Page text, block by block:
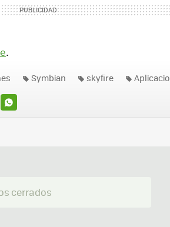
.
WHATSAPP
Symbian skyfire
cerrados